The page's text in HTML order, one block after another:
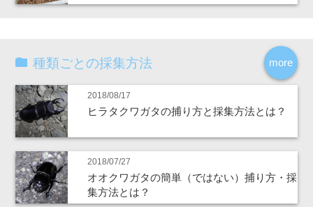
more
種類ごとの採集方法
2018/08/17
ヒラタクワガタの捕り方と採集方法とは？
2018/07/27
オオクワガタの簡単（ではない）捕り方・採
集方法とは？